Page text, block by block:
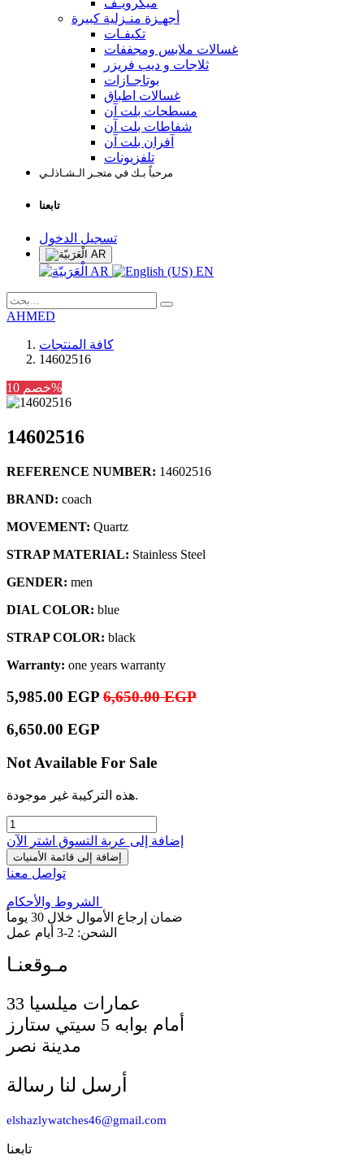
أجهـزة منـزلية كبيرة
تكيفـات
غسالات ملابس ومجففات
ثلاجات و ديب فريزر
بوتاجـازات
غسالات اطباق
مسطحات بلت آن
شفاطات بلت آن
آفران بلت آن
تلفزيونات
مرحباً بـك في متجـر الـشـاذلـي
تابعنا
تسجيل الدخول
AR
AR EN
AHMED
كافة المنتجات
14602516
خصم 10%
14602516
REFERENCE NUMBER: 14602516
BRAND: coach
MOVEMENT: Quartz
STRAP MATERIAL: Stainless Steel
GENDER: men
DIAL COLOR: blue
STRAP COLOR: black
Warranty: one years warranty
5,985.00 EGP 6,650.00EGP
6,650.00 EGP
Not Available For Sale
هذه التركيبة غير موجودة.
إضافة إلى عربة التسوق اشترِ الآن
إضافة إلى قائمة الأمنيات
تواصل معنا
الشروط والأحكام
ضمان إرجاع الأموال خلال 30 يوماً
الشحن: 2-3 أيام عمل
أمام بوابه 5 سيتي ستارز
مدينة نصر
أرسل لنا رسالة
elshazlywatches46@gmail.com
تابعنا